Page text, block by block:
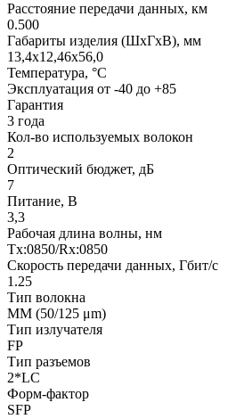
Расстояние передачи данных, км
0.500
Габариты изделия (ШхГхВ), мм
13,4x12,46x56,0
Температура, °C
Эксплуатация от -40 до +85
Гарантия
3 года
Кол-во используемых волокон
2
Оптический бюджет, дБ
7
Питание, В
3,3
Рабочая длина волны, нм
Tx:0850/Rx:0850
Скорость передачи данных, Гбит/с
1.25
Тип волокна
ММ (50/125 μm)
Тип излучателя
FP
Тип разъемов
2*LC
Форм-фактор
SFP